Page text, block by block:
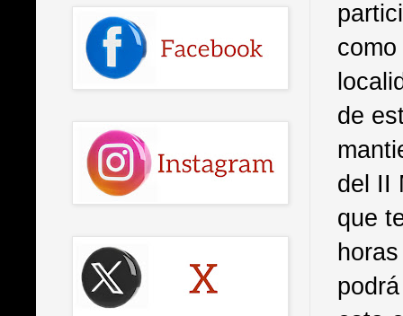
de
del II
que